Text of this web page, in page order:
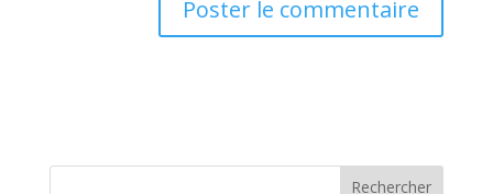
Rechercher